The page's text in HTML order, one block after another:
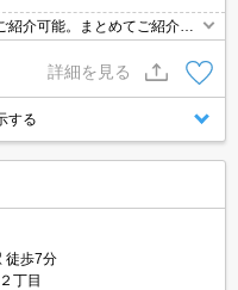
介可能。まとめてご紹介致
お部屋探しは情報量地域ナン
詳細を見る
する
徒歩7分
丁目